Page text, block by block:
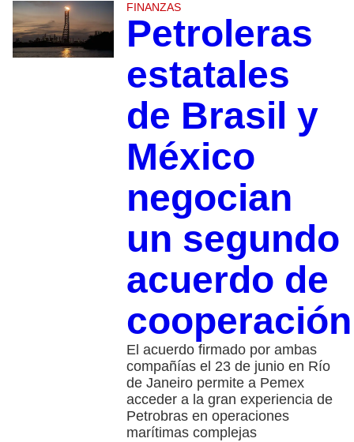
FINANZAS
Petroleras
estatales
de Brasil y
México
negocian
un segundo
acuerdo de
cooperación
El acuerdo firmado por ambas
compañías el 23 de junio en Río
de Janeiro permite a Pemex
acceder a la gran experiencia de
Petrobras en operaciones
marítimas complejas